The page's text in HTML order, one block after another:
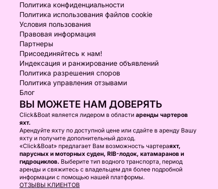
Политика конфиденциальности
Политика использования файлов cookie
Условия пользования
Правовая информация
Партнеры
Присоединяйтесь к нам!
Индексация и ранжирование объявлений
Политика разрешения споров
Политика управления отзывами
Блог
ВЫ МОЖЕТЕ НАМ ДОВЕРЯТЬ
Click&Boat является лидером в области аренды чартеров
яхт.
Арендуйте яхту по доступной цене или сдайте в аренду Вашу
яхту и получите дополнительный доход.
«Click&Boat» предлагает Вам возможность чартераяхт,
парусных и моторных суден, RIB-лодок, катамаранов и
гидроциклов. Выберите тип водного транспорта, период
аренды и свяжитесь с владельцем для более подробной
информации с помощью нашей платформы.
ОТЗЫВЫ КЛИЕНТОВ